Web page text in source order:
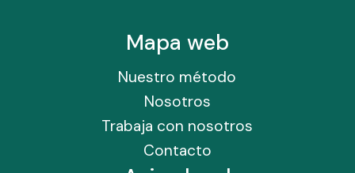
Mapa web
Nuestro método
Nosotros
Trabaja con nosotros
Contacto